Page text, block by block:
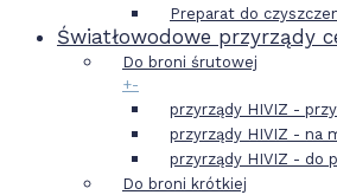
Preparat do
Światłowodowe przyrządy
Do broni śrutowej
+-
przyrządy HIVIZ -
przyrządy HIVIZ - na
przyrządy HIVIZ - do
Do broni krótkiej